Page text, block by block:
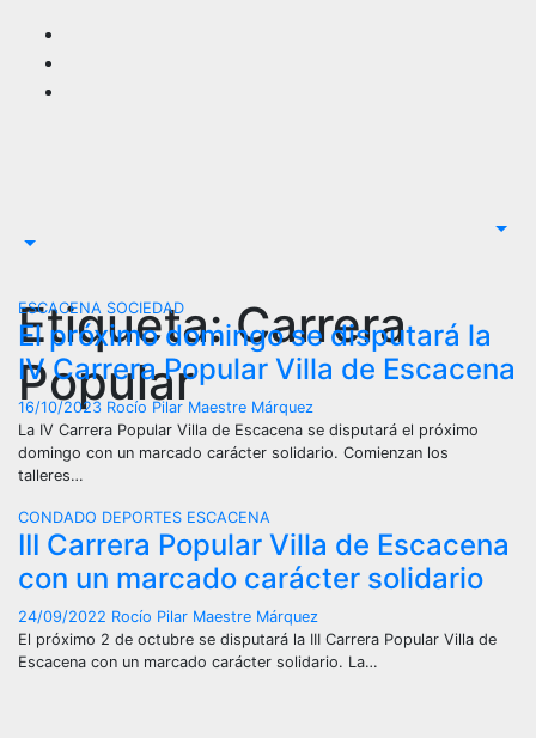
contenido
Etiqueta:Carrera
Popular
ESCACENA SOCIEDAD
El próximo domingo se disputará la
IV Carrera Popular Villa de Escacena
16/10/2023 Rocío Pilar Maestre Márquez
La IV Carrera Popular Villa de Escacena se disputará el próximo
domingo con un marcado carácter solidario. Comienzan los
talleres…
CONDADO DEPORTES ESCACENA
III Carrera Popular Villa de Escacena
con un marcado carácter solidario
24/09/2022 Rocío Pilar Maestre Márquez
El próximo 2 de octubre se disputará la III Carrera Popular Villa de
Escacena con un marcado carácter solidario. La…